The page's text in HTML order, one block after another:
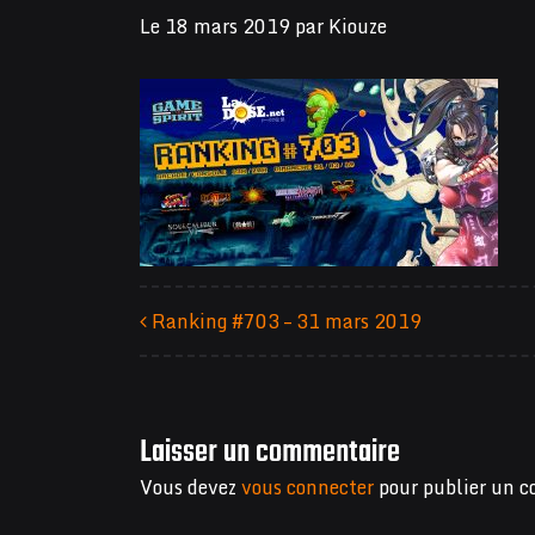
Le 18 mars 2019parKiouze
Ranking #703 – 31 mars 2019
Laisser un commentaire
Vous devezvous connecterpour publier un